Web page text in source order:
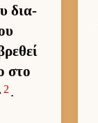
δια­
στο
2 .